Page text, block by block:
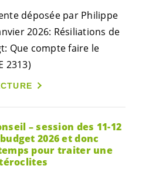
déposée par Philippe
2026: Résiliations de
Que compte faire le
2313)
– session des 11-12
2026 et donc
pour traiter une